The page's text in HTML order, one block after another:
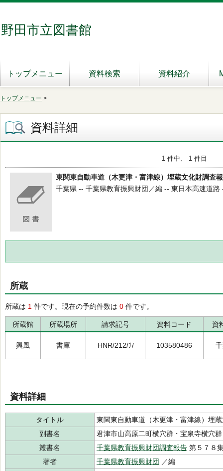
野田市立図書館
トップメニュー 資料検索 資料紹介
トップメニュー >
資料詳細
1 件中、 1 件目
東関東自動車道（木更津・富津線）埋蔵文化財調査
千葉県 -- 千葉県教育振興財団／編 -- 東日本高速道
所蔵
所蔵は 1 件です。現在の予約件数は 0 件です。
所蔵館 所蔵場所 請求記号 資料コード 資
興風 書庫 HNR/212/ﾁ/ 103580486
資料詳細
タイトル
東関東自動車道（木更津・富津線）埋
副書名
君津市山高原二町横穴群・宝泉寺横穴
叢書名
千葉県教育振興財団調査報告 第５７８
著者
千葉県教育振興財団 ／編